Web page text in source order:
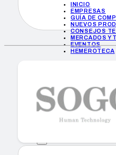
INICIO
EMPRESAS
GUÍA DE
NUEVOS
CONSEJOS
MERCADOS Y
EVENTOS
HEMEROTECA
GUÍA DE COMPRA
NUEVOS
CONSEJOS TECH
MERCADOS Y
HEMEROTECA